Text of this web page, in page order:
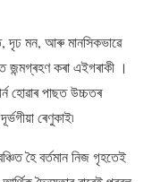
দৃঢ মন, আৰু মানসিকভাৱে
জন্মগ্ৰহণ কৰা এইগৰাকী ।
হোৱাৰ পাছত উচ্চতৰ
ৰেণুকাই৷
হৈ বৰ্তমান নিজ গৃহতেই